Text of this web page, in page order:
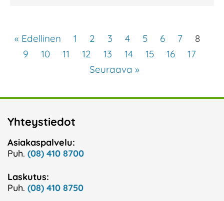
« Edellinen 1 2 3 4 5 6 7
8
9
10 11 12 13 14 15 16
17
Seuraava »
Yhteystiedot
Asiakaspalvelu:
Puh. (08) 410 8700
Laskutus:
Puh. (08) 410 8750